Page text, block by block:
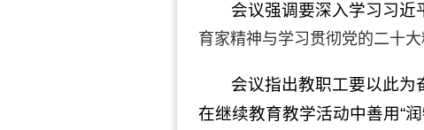
会议强调要深入学习习
育家精神与学习贯彻党的二十大
会议指出教职工要以此为
在继续教育教学活动中善用“